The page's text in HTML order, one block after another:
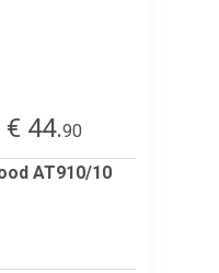
€ 44.90
AT910/10